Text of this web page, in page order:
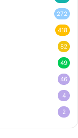
272
418
82
49
46
4
2